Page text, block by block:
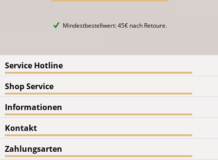
Mindestbestellwert: 45€ nach Retoure.
Service Hotline
Shop Service
Informationen
Kontakt
Zahlungsarten